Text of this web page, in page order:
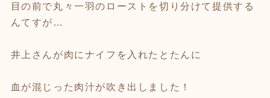
目の前で丸々一羽のローストを切り分けて提供する
んてすが…
井上さんが肉にナイフを入れたとたんに
血が混じった肉汁が吹き出しました！